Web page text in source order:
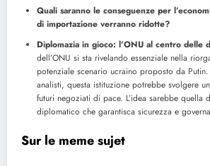
Quali saranno le conseguenze per
di importazione verranno ridotte?
Diplomazia in gioco: l’ONU al centro delle
dell’ONU si sta rivelando essenziale nella
potenziale scenario ucraino proposto da
analisti, questa istituzione potrebbe svolgere
futuri negoziati di pace. L’idea sarebbe quella
diplomatico che garantisca sicurezza e
Sur le meme sujet